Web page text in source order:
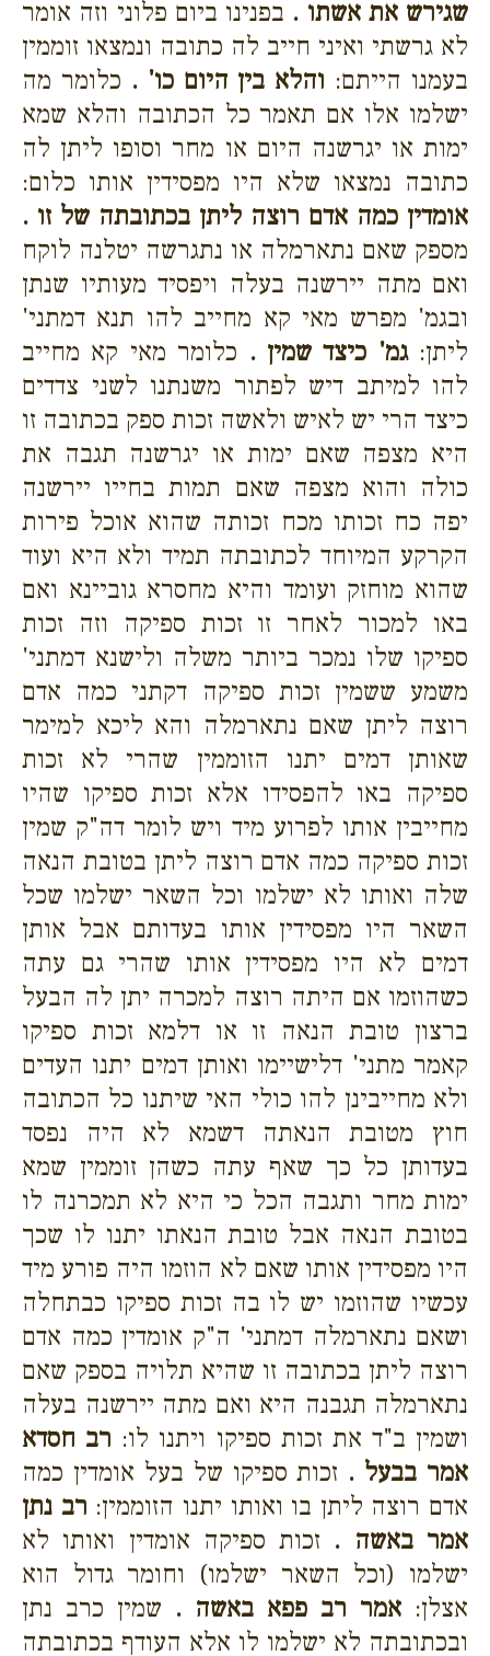
שגירש את אשתו . בפנינו ביום פלוני וזה אומר
לא גרשתי ואיני חייב לה כתובה ונמצאו זוממין
בעמנו הייתם: והלא בין היום כו' . כלומר מה
ישלמו אלו אם תאמר כל הכתובה והלא שמא
ימות או יגרשנה היום או מחר וסופו ליתן לה
כתובה נמצאו שלא היו מפסידין אותו כלום:
אומדין כמה אדם רוצה ליתן בכתובתה של זו .
מספק שאם נתארמלה או נתגרשה יטלנה לוקח
ואם מתה יירשנה בעלה ויפסיד מעותיו שנתן
ובגמ' מפרש מאי קא מחייב להו תנא דמתני'
ליתן:גמ' כיצד שמין . כלומר מאי קא מחייב
להו למיתב דיש לפתור משנתנו לשני צדדים
כיצד הרי יש לאיש ולאשה זכות ספק בכתובה זו
היא מצפה שאם ימות או יגרשנה תגבה את
כולה והוא מצפה שאם תמות בחייו יירשנה
יפה כח זכותו מכח זכותה שהוא אוכל פירות
הקרקע המיוחד לכתובתה תמיד ולא היא ועוד
שהוא מוחזק ועומד והיא מחסרא גוביינא ואם
באו למכור לאחר זו זכות ספיקה וזה זכות
ספיקו שלו נמכר ביותר משלה ולישנא דמתני'
משמע ששמין זכות ספיקה דקתני כמה אדם
רוצה ליתן שאם נתארמלה והא ליכא למימר
שאותן דמים יתנו הזוממין שהרי לא זכות
ספיקה באו להפסידו אלא זכות ספיקו שהיו
מחייבין אותו לפרוע מיד ויש לומר דה"ק שמין
זכות ספיקה כמה אדם רוצה ליתן בטובת הנאה
שלה ואותו לא ישלמו וכל השאר ישלמו שכל
השאר היו מפסידין אותו בעדותם אבל אותן
דמים לא היו מפסידין אותו שהרי גם עתה
כשהוזמו אם היתה רוצה למכרה יתן לה הבעל
ברצון טובת הנאה זו או דלמא זכות ספיקו
קאמר מתני' דלישיימו ואותן דמים יתנו העדים
ולא מחייבינן להו כולי האי שיתנו כל הכתובה
חוץ מטובת הנאתה דשמא לא היה נפסד
בעדותן כל כך שאף עתה כשהן זוממין שמא
ימות מחר ותגבה הכל כי היא לא תמכרנה לו
בטובת הנאה אבל טובת הנאתו יתנו לו שכך
היו מפסידין אותו שאם לא הוזמו היה פורע מיד
עכשיו שהוזמו יש לו בה זכות ספיקו כבתחלה
ושאם נתארמלה דמתני' ה"ק אומדין כמה אדם
רוצה ליתן בכתובה זו שהיא תלויה בספק שאם
נתארמלה תגבנה היא ואם מתה יירשנה בעלה
ושמין ב"ד את זכות ספיקו ויתנו לו: רב חסדא
אמר בבעל . זכות ספיקו של בעל אומדין כמה
אדם רוצה ליתן בו ואותו יתנו הזוממין: רב נתן
אמר באשה . זכות ספיקה אומדין ואותו לא
ישלמו (וכל השאר ישלמו) וחומר גדול הוא
אצלן: אמר רב פפא באשה . שמין כרב נתן
ובכתובתה לא ישלמו לו אלא העודף בכתובתה